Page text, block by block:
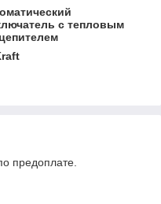
с тепловым
предоплате.